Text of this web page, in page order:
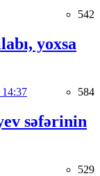
542
yoxsa
14:37 584
səfərinin
529